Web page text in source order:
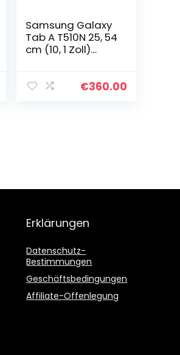
Samsung Galaxy
Tab A T510N 25, 54
cm (10, 1 Zoll)
GB RAM, 64 GB
€360.00
Erklärungen
Datenschutz-
Bestimmungen
Geschäftsbedingungen
Affiliate-Offenlegung